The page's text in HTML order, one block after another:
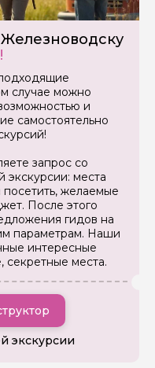
случае можно
и
самостоятельно
запрос со
места
желаемые
После этого
гидов на
параметрам. Наши
интересные
места.
экскурсии
можете их